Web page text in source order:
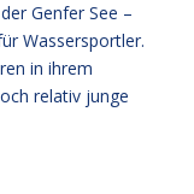
Genfer See –
Wassersportler.
in ihrem
relativ junge